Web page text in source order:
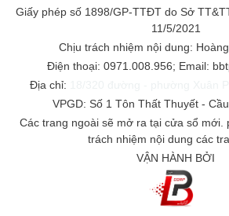
Giấy phép số 1898/GP-TTĐT do Sở
11/5/2021
Chịu trách nhiệm nội dung:
Điện thoại: 0971.008.956; Email:
Địa chỉ:
VPGD: Số 1 Tôn Thất Thuyết -
Các trang ngoài sẽ mở ra tại cửa sổ mới.
trách nhiệm nội dung các
VẬN HÀNH BỞI